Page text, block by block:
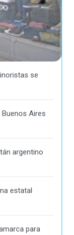
se
Buenos Aires
argentino
estatal
para